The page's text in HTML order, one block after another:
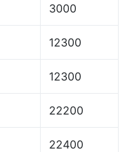
3000
12300
12300
22200
22400